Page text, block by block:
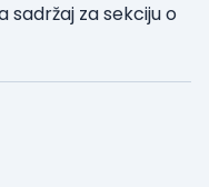
sadržaj za sekciju o